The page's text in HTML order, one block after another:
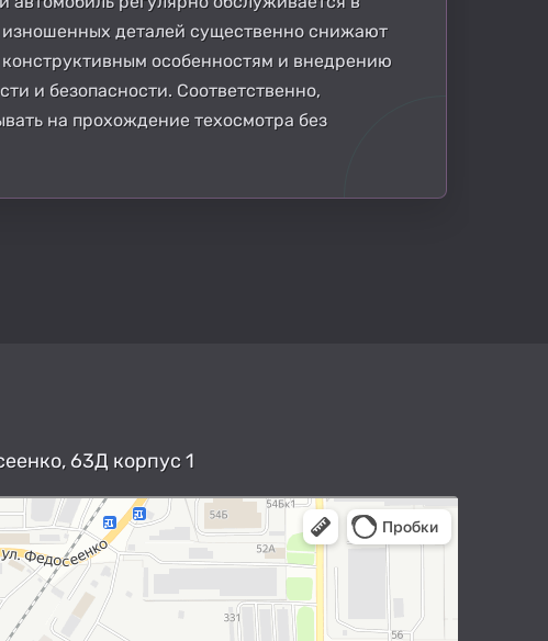
деталей существенно снижают
особенностям и внедрению
и безопасности. Соответственно,
на прохождение техосмотра без
63Д корпус 1
Карты